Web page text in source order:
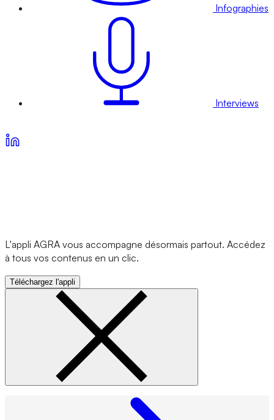
Infographies
Interviews
L'appli AGRA vous accompagne désormais partout. Accédez
à tous vos contenus en un clic.
Téléchargez l'appli